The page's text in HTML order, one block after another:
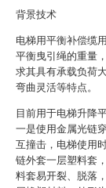
背景技术
电梯用平衡补偿缆
平衡曳引绳的重量
求其具有承载负荷
弯曲灵活等特点。
目前用于电梯升降
一是使用金属光链
互撞击，电梯使用
链外套一层塑料套
料套易开裂、脱落